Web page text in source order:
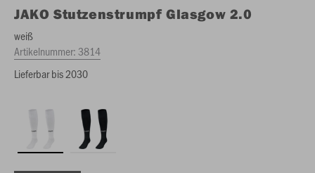
JAKO Stutzenstrumpf Glasgow 2.0
weiß
Artikelnummer:3814
Lieferbar bis 2030